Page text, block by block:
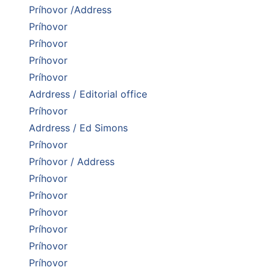
Príhovor /Address
Príhovor
Príhovor
Príhovor
Príhovor
Adrdress / Editorial office
Príhovor
Adrdress / Ed Simons
Príhovor
Príhovor / Address
Príhovor
Príhovor
Príhovor
Príhovor
Príhovor
Príhovor